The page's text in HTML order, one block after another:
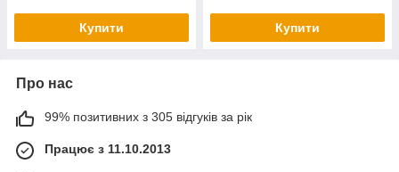
Купити Купити
Про нас
99% позитивних з 305 відгуків за рік
Працює з 11.10.2013